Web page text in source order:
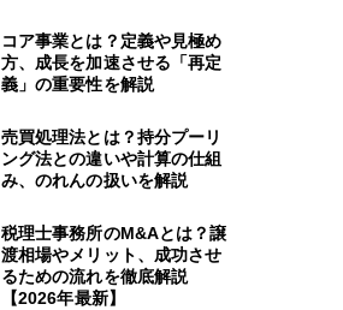
コア事業とは？定義や見極め
方、成長を加速させる「再定
義」の重要性を解説
売買処理法とは？持分プーリ
ング法との違いや計算の仕組
み、のれんの扱いを解説
税理士事務所のM&Aとは？譲
渡相場やメリット、成功させ
るための流れを徹底解説
【2026年最新】